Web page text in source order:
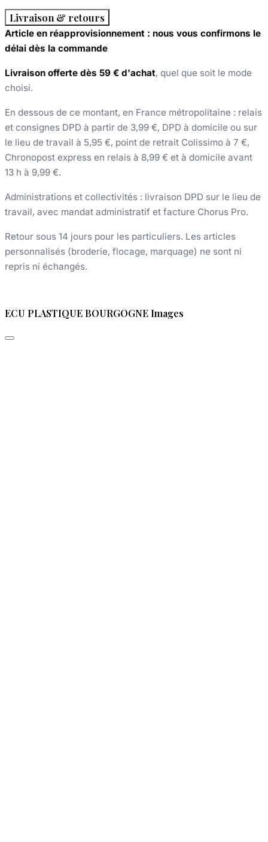
Livraison & retours
Article en réapprovisionnement : nous vous confirmons le
délai dès la commande
Livraison offerte dès 59 € d'achat, quel que soit le mode
choisi.
En dessous de ce montant, en France métropolitaine : relais
et consignes DPD à partir de 3,99 €, DPD à domicile ou sur
le lieu de travail à 5,95 €, point de retrait Colissimo à 7 €,
Chronopost express en relais à 8,99 € et à domicile avant
13 h à 9,99 €.
Administrations et collectivités : livraison DPD sur le lieu de
travail, avec mandat administratif et facture Chorus Pro.
Retour sous 14 jours pour les particuliers. Les articles
personnalisés (broderie, flocage, marquage) ne sont ni
repris ni échangés.
ECU PLASTIQUE BOURGOGNE Images